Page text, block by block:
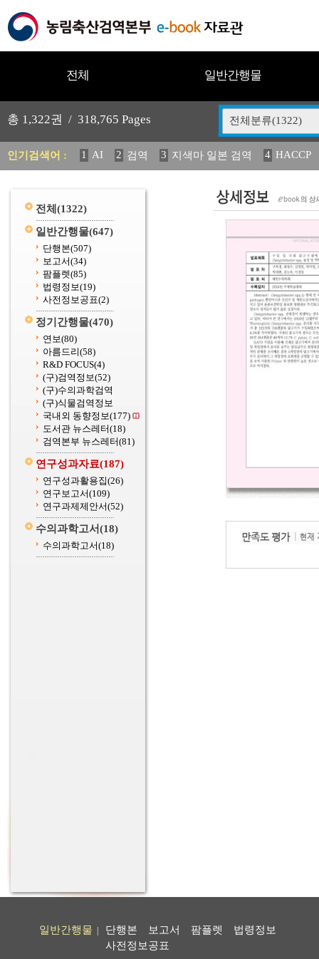
전체 일반간행물
총 1,322권 / 318,765 Pages 전체분류(1322)
인기검색어 : 1 AI 2 검역 3 지색마 일본 검역 4 HACCP
11 2025 12 중독성 식물 도감 13 媛 異 14
전체 (1322)
일반간행물(647)
단행본(507)
보고서(34)
팜플렛(85)
법령정보(19)
사전정보공표(2)
정기간행물(470)
연보(80)
아름드리(58)
R&D FOCUS(4)
(구)검역정보(52)
(구)수의과학검역
(구)식물검역정보
국내외 동향정보(177)
도서관 뉴스레터(18)
검역본부 뉴스레터(81)
연구성과자료(187)
연구성과활용집(26)
연구보고서(109)
연구과제제안서(52)
수의과학고서(18)
수의과학고서(18)
일반간행물 단행본 보고서 팜플렛
법령정보
사전정보공표